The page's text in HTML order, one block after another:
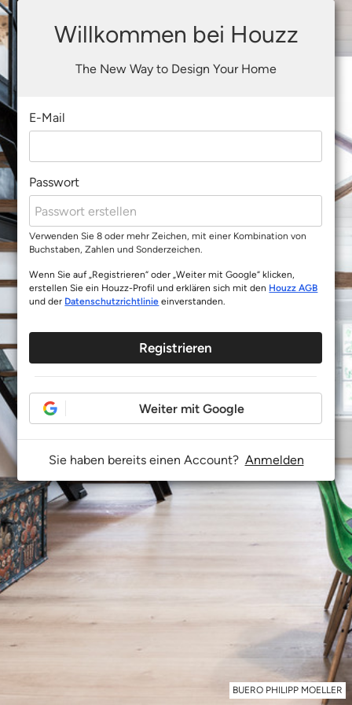
BUERO PHILIPP MOELLER
Willkommen bei Houzz
The New Way to Design Your Home
E-Mail
Passwort
Verwenden Sie 8 oder mehr Zeichen, mit einer Kombination von
Buchstaben, Zahlen und Sonderzeichen.
Wenn Sie auf „Registrieren“ oder „Weiter mit Google“ klicken,
erstellen Sie ein Houzz-Profil und erklären sich mit den Houzz AGB
und der Datenschutzrichtlinie einverstanden.
Registrieren
Weiter mit Google
Sie haben bereits einen Account? Anmelden